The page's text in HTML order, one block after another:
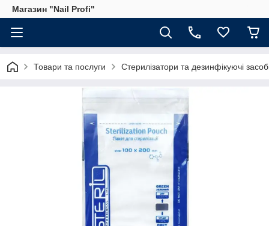
Магазин "Nail Profi"
Товари та послуги Стерилізатори та дезинфікуючі